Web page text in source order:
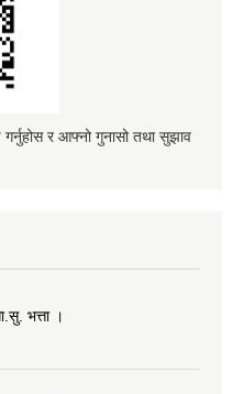
र आफ्नो गुनासो तथा सुझाव
भत्ता ।